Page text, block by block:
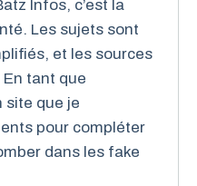
Infos, c’est la
Les sujets sont
et les sources
tant que
site que je
pour compléter
dans les fake